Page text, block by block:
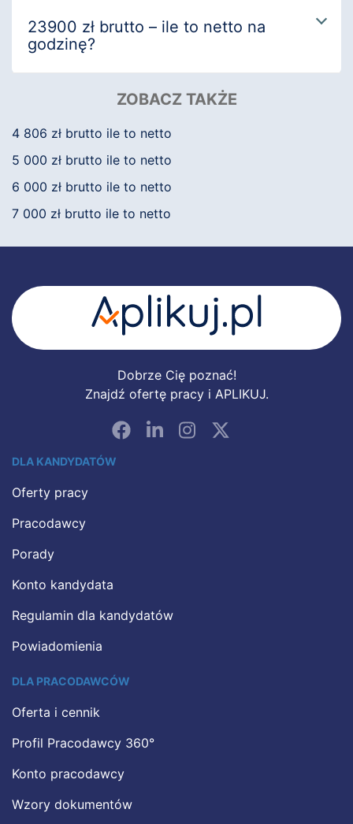
23900 zł brutto – ile to netto na
godzinę?
ZOBACZ TAKŻE
4 806 zł brutto ile to netto
5 000 zł brutto ile to netto
6 000 zł brutto ile to netto
7 000 zł brutto ile to netto
Dobrze Cię poznać!
Znajdź ofertę pracy i APLIKUJ.
DLA KANDYDATÓW
Oferty pracy
Pracodawcy
Porady
Konto kandydata
Regulamin dla kandydatów
Powiadomienia
DLA PRACODAWCÓW
Oferta i cennik
Profil Pracodawcy 360°
Konto pracodawcy
Wzory dokumentów